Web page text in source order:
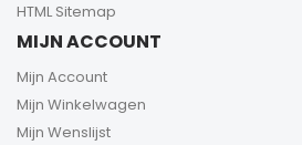
HTML Sitemap
MIJN ACCOUNT
Mijn Account
Mijn Winkelwagen
Mijn Wenslijst